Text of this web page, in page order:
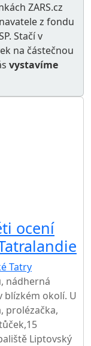
ZARS.cz
z fondu
Stačí v
na částečnou
vystavíme
ocení
Tatry
nádherná
okolí. U
prolézačka,
Liptovský